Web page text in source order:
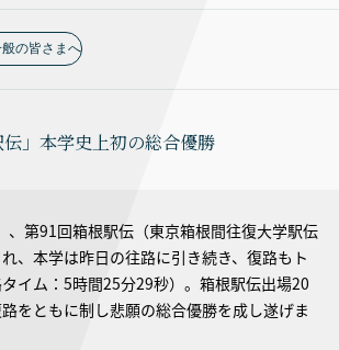
の皆さまへ
伝」本学史上初の総合優勝
、第91回箱根駅伝（東京箱根間往復大学駅伝
、本学は昨日の往路に引き続き、復路もト
イム：5時間25分29秒）。箱根駅伝出場20
をともに制し悲願の総合優勝を成し遂げま